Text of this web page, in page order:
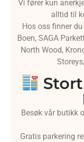
Vi fører kun
alltid til
Hos oss finner
Boen, SAGA
North Wood,
Besøk vår butikk
Gratis parkering